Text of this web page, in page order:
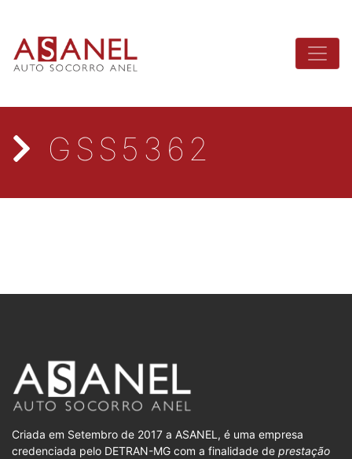
GSS5362
Criada em Setembro de 2017 a ASANEL, é uma empresa
credenciada pelo DETRAN-MG com a finalidade de prestação